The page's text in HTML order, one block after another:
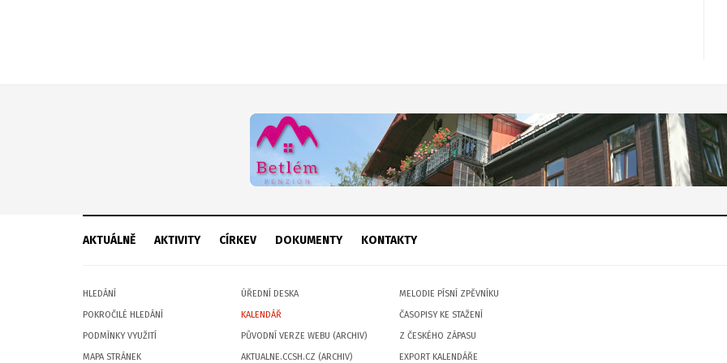
AKTUÁLNĚ AKTIVITY CÍRKEV DOKUMENTY KONTAKTY
HLEDÁNÍ
POKROČILÉ HLEDÁNÍ
PODMÍNKY VYUŽITÍ
MAPA STRÁNEK
ÚŘEDNÍ DESKA
KALENDÁŘ
PŮVODNÍ VERZE WEBU (ARCHIV)
AKTUALNE.CCSH.CZ (ARCHIV)
MELODIE PÍSNÍ ZPĚVNÍKU
ČASOPISY KE STAŽENÍ
Z ČESKÉHO ZÁPASU
EXPORT KALENDÁŘE